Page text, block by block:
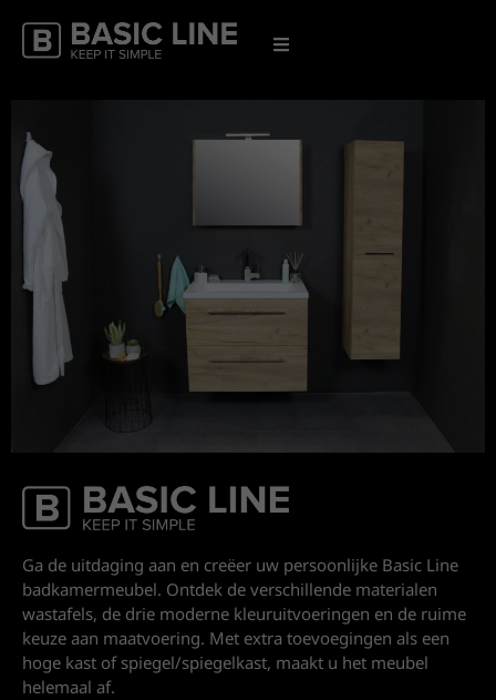
Basic Line
Ga de uitdaging aan en creëer uw persoonlijke Basic Line
badkamermeubel. Ontdek de verschillende materialen
wastafels, de drie moderne kleuruitvoeringen en de ruime
keuze aan maatvoering. Met extra toevoegingen als een
hoge kast of spiegel/spiegelkast, maakt u het meubel
helemaal af.